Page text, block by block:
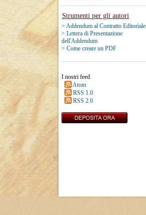
Strumenti per gli autori
> Addendum al Contratto Editoriale
> Lettera di Presentazione
dell'Addendum
> Come creare un PDF
I nostri feed
Atom
RSS 1.0
RSS 2.0